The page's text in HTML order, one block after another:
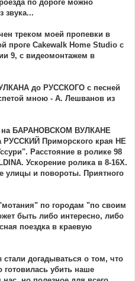
по дороге можно
звука...
треком моей пропевки в
проге Cakewalk Home Studio с
9, с видеомонтажем в
до РУССКОГО с песней
мною - А. Лешванов из
на БАРАНОВСКОМ ВУЛКАНЕ
Приморского края НЕ
Расстояние в ролике 98
Ускорение ролика в 8-16Х.
улицы и повороты. Приятного
по городам "по своим
быть либо интересно, либо
поездка в краевую
догадываться о том, что
готовилась убить наше